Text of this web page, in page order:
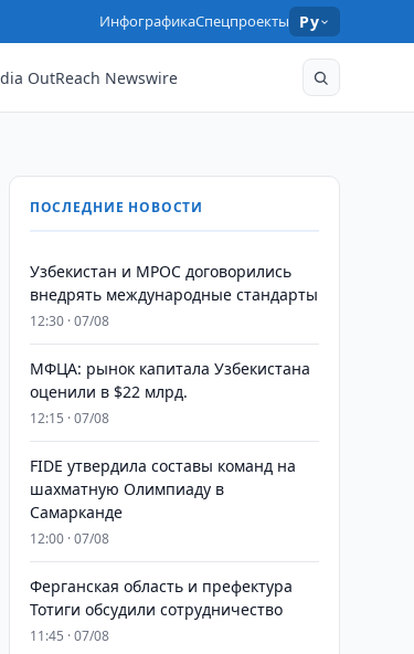
ИнфографикаСпецпроекты Ру
OutReach Newswire
ПОСЛЕДНИЕ НОВОСТИ
Узбекистан и MPOC договорились
внедрять международные стандарты
12:30 · 07/08
МФЦА: рынок капитала Узбекистана
оценили в $22 млрд.
12:15 · 07/08
FIDE утвердила составы команд на
шахматную Олимпиаду в
Самарканде
12:00 · 07/08
Ферганская область и префектура
Тотиги обсудили сотрудничество
11:45 · 07/08